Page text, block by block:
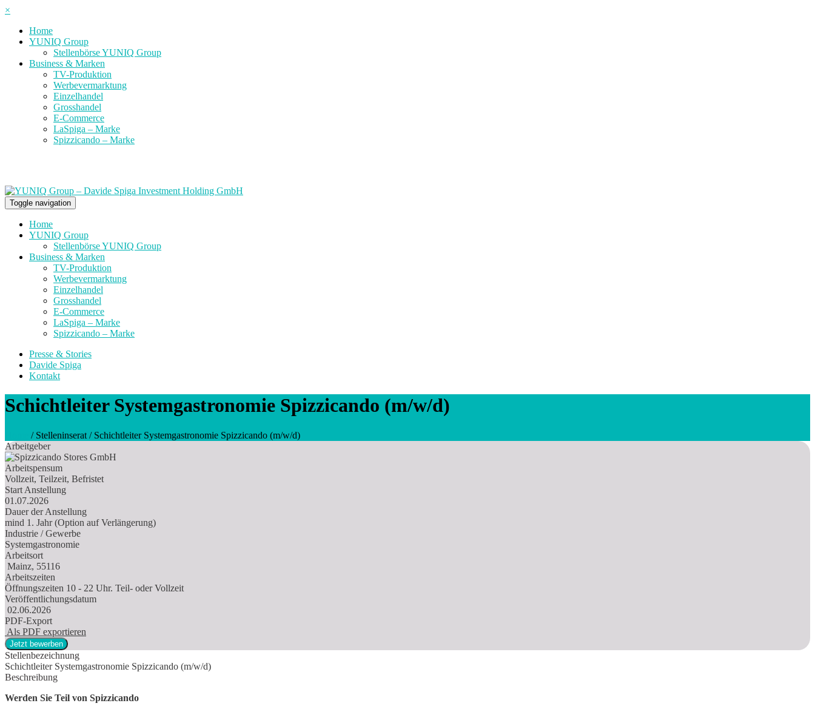
×
Home
YUNIQ Group
Stellenbörse YUNIQ Group
Business & Marken
TV-Produktion
Werbevermarktung
Einzelhandel
Grosshandel
E-Commerce
LaSpiga – Marke
Spizzicando – Marke
Toggle navigation
Home
YUNIQ Group
Stellenbörse YUNIQ Group
Business & Marken
TV-Produktion
Werbevermarktung
Einzelhandel
Grosshandel
E-Commerce
LaSpiga – Marke
Spizzicando – Marke
Presse & Stories
Davide Spiga
Kontakt
Schichtleiter Systemgastronomie Spizzicando (m/w/d)
/ Stelleninserat / Schichtleiter Systemgastronomie Spizzicando (m/w/d)
Arbeitgeber
Arbeitspensum
Vollzeit, Teilzeit, Befristet
Start Anstellung
01.07.2026
Dauer der Anstellung
mind 1. Jahr (Option auf Verlängerung)
Industrie / Gewerbe
Systemgastronomie
Arbeitsort
Mainz, 55116
Arbeitszeiten
Öffnungszeiten 10 - 22 Uhr. Teil- oder Vollzeit
Veröffentlichungsdatum
02.06.2026
PDF-Export
Als PDF exportieren
Jetzt bewerben
Stellenbezeichnung
Schichtleiter Systemgastronomie Spizzicando (m/w/d)
Beschreibung
Werden Sie Teil von Spizzicando